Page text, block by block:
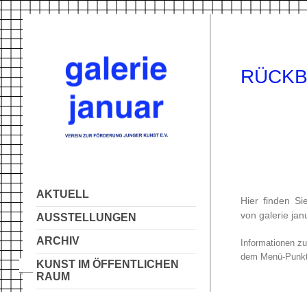
AKTUELL
AUSSTELLUNGEN
ARCHIV
KUNST IM ÖFFENTLICHEN
RAUM
Hier finden
von galerie
Informationen
dem Menü-